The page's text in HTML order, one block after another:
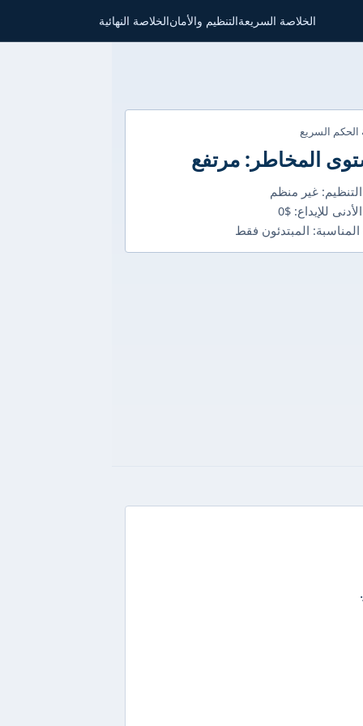
الخلاصة السريعةالتنظيم والأمانالخلاصة النهائية
الحكم السريع
المخاطر: مرتفع
غير منظم
للإيداع: $0
المناسبة: المبتدئون فقط